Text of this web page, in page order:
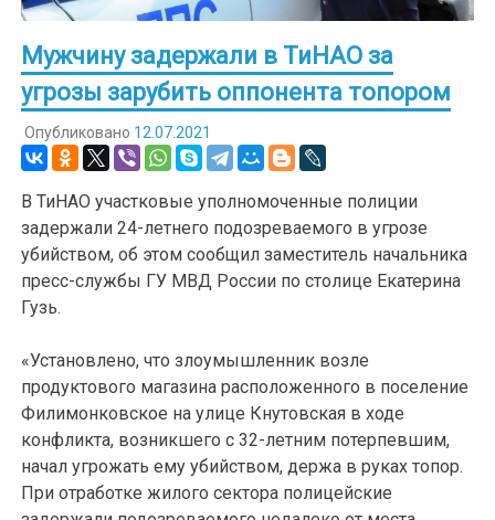
Мужчину задержали в ТиНАО за
угрозы зарубить оппонента топором
Опубликовано 12.07.2021
В ТиНАО участковые уполномоченные полиции
задержали 24-летнего подозреваемого в угрозе
убийством, об этом сообщил заместитель начальника
пресс-службы ГУ МВД России по столице Екатерина
Гузь.
«Установлено, что злоумышленник возле
продуктового магазина расположенного в поселение
Филимонковское на улице Кнутовская в ходе
конфликта, возникшего с 32-летним потерпевшим,
начал угрожать ему убийством, держа в руках топор.
При отработке жилого сектора полицейские